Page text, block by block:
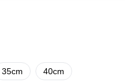
35cm 40cm